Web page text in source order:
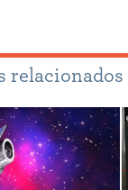
relacionados